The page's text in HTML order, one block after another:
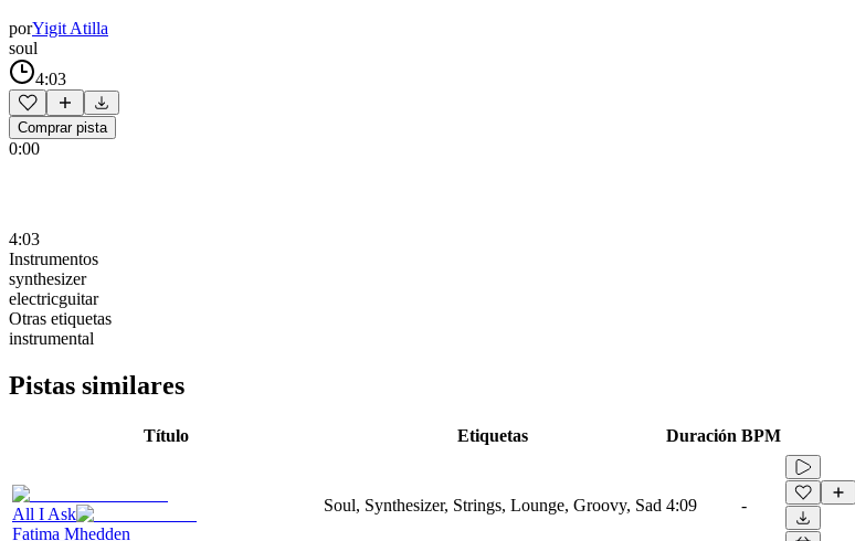
porYigit Atilla
soul
4:03
Comprar pista
0:00
4:03
Instrumentos
synthesizer
electricguitar
Otras etiquetas
instrumental
Pistas similares
Título Etiquetas Duración BPM
All I Ask
Fatima Mhedden
Soul, Synthesizer, Strings, Lounge, Groovy, Sad 4:09 -